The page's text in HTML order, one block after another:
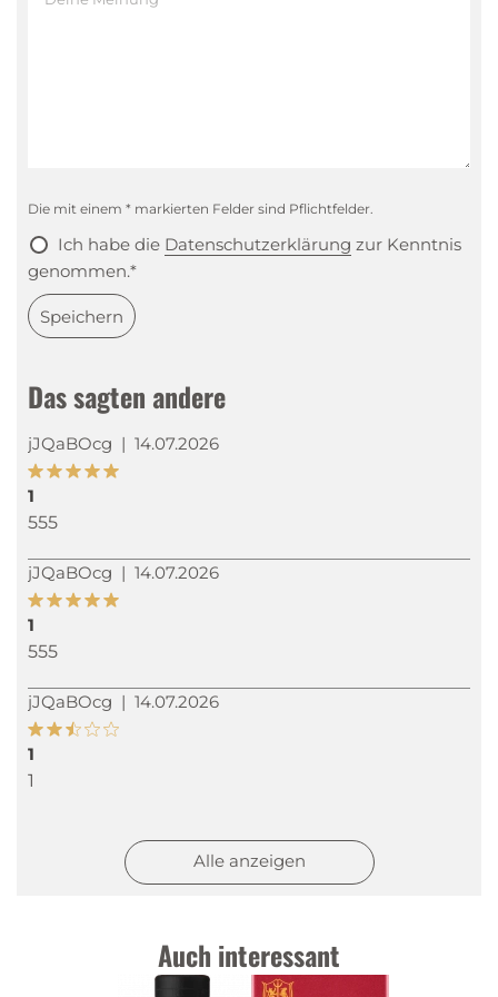
Das sagten andere
jJQaBOcg | 14.07.2026
1
555
jJQaBOcg | 14.07.2026
1
555
jJQaBOcg | 14.07.2026
1
1
14.07.2026
Alle anzeigen
Die mit einem * markierten Felder sind Pflichtfelder.
Ich habe die Datenschutzerklärung zur Kenntnis
genommen.*
Speichern
Auch interessant